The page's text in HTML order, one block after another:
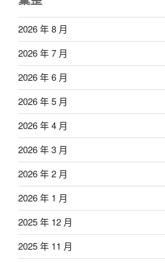
2026 年 8 月
2026 年 7 月
2026 年 6 月
2026 年 5 月
2026 年 4 月
2026 年 3 月
2026 年 2 月
2026 年 1 月
2025 年 12 月
2025 年 11 月